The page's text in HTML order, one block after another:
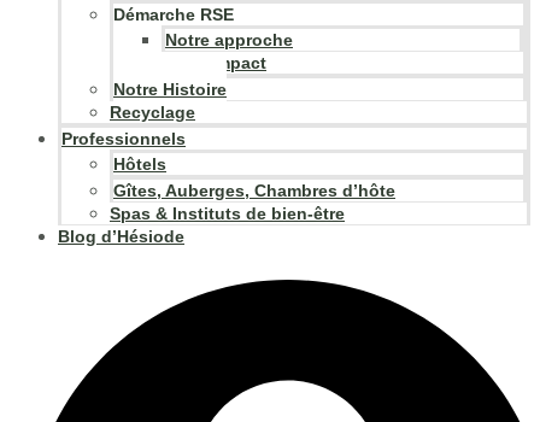
Démarche RSE
Notre approche
Notre impact
Notre Histoire
Recyclage
Professionnels
Hôtels
Gîtes, Auberges, Chambres d’hôte
Spas & Instituts de bien-être
Blog d’Hésiode